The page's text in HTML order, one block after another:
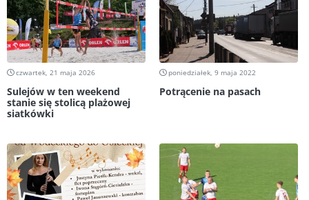
czwartek, 21 maja 2026
Sulejów w ten weekend
stanie się stolicą plażowej
siatkówki
poniedziałek, 9 maja 2022
Potrącenie na pasach